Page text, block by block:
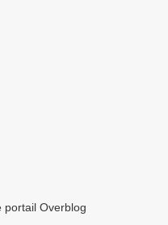
portail Overblog